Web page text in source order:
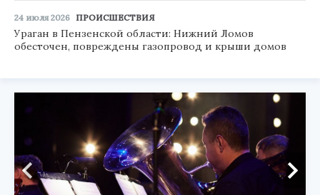
24 июля 2026 ПРОИСШЕСТВИЯ
Ураган в Пензенской области: Нижний Ломов
обесточен, повреждены газопровод и крыши домов